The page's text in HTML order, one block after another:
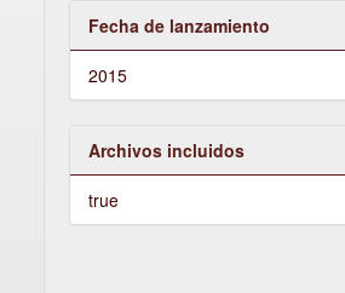
Fecha de lanzamiento
2015
Archivos incluidos
true